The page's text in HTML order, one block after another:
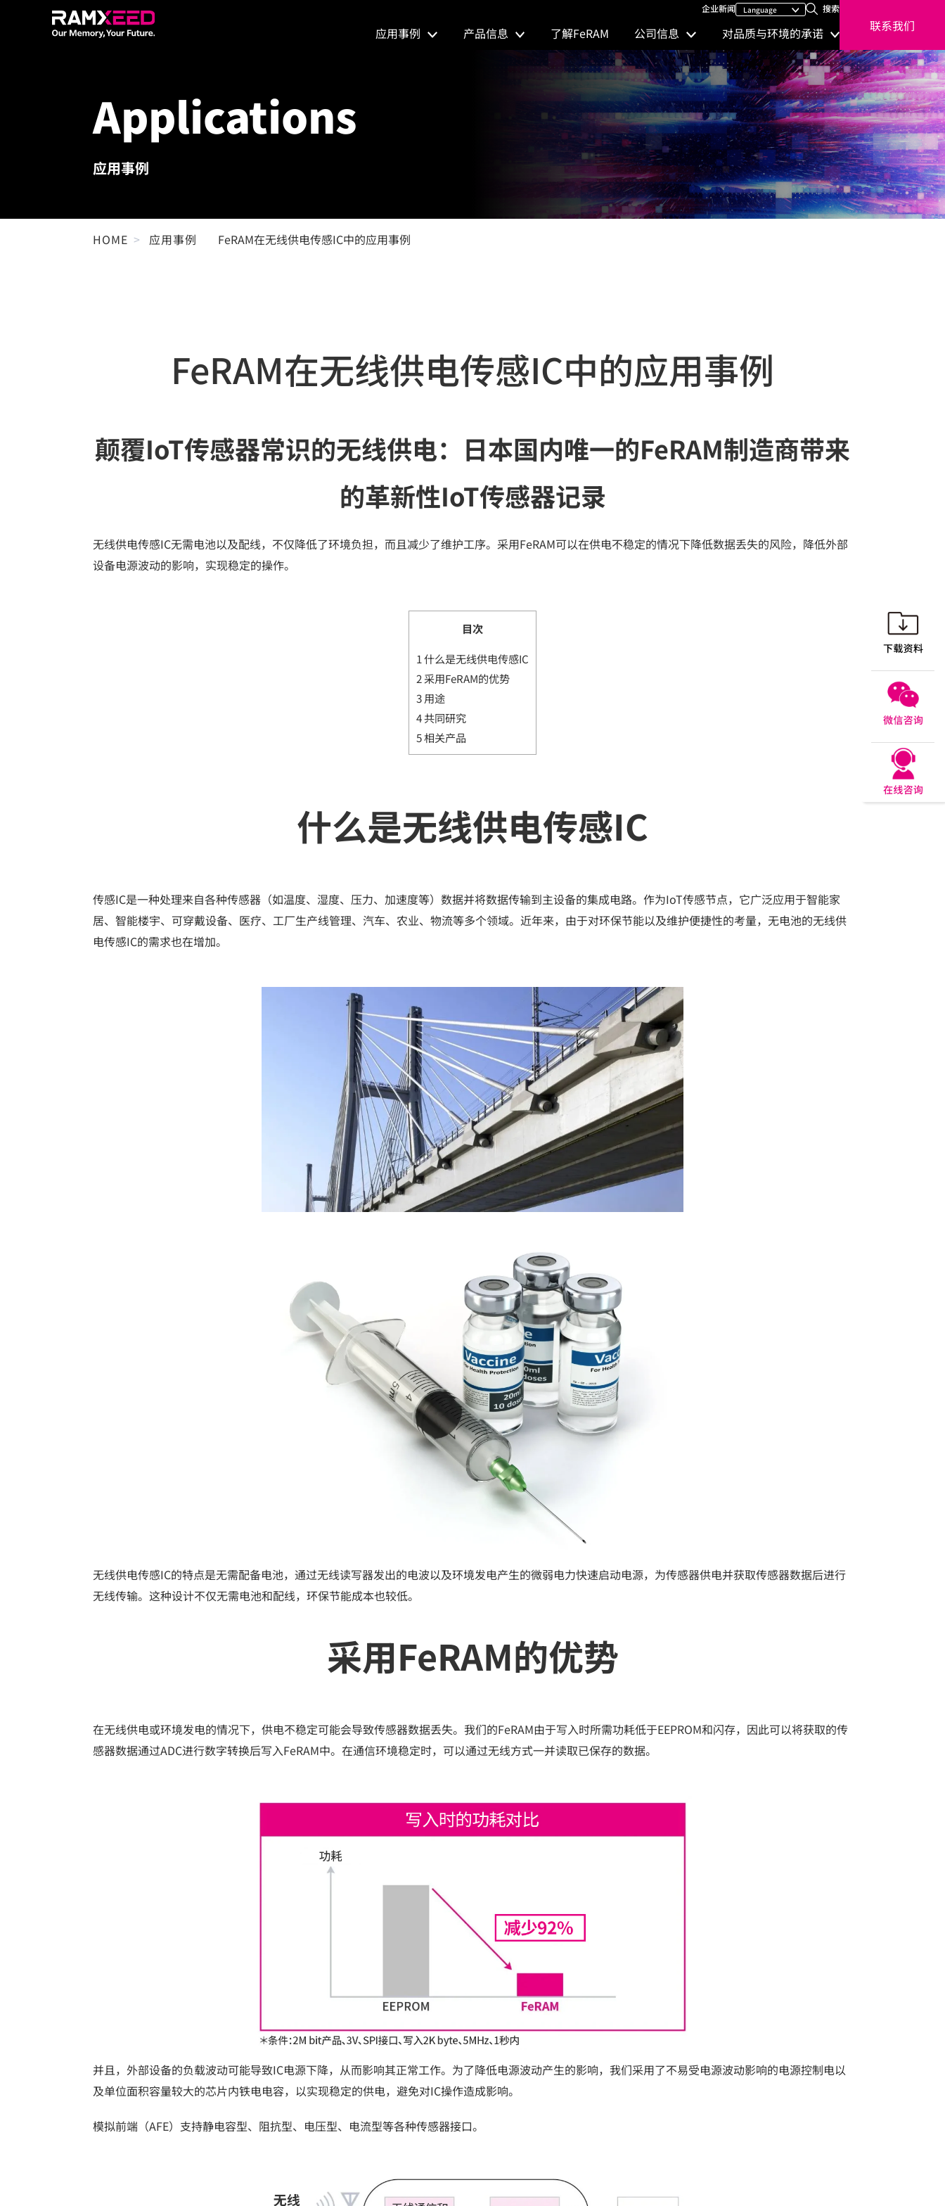
企业新闻 搜索
应用事例 产品信息 了解FeRAM 公司信息 对品质与环境的承诺 联系我们
Applications
应用事例
HOME 应用事例 FeRAM在无线供电传感IC中的应用事例
FeRAM在无线供电传感IC中的应用事例
颠覆IoT传感器常识的无线供电：日本国内唯一的FeRAM制造商带来
的革新性IoT传感器记录
无线供电传感IC无需电池以及配线，不仅降低了环境负担，而且减少了维护工序。采用FeRAM可以在供电不稳定的情况下降低数据丢失的风险，降低外部
设备电源波动的影响，实现稳定的操作。
目次
1什么是无线供电传感IC
2采用FeRAM的优势
3用途
4共同研究
5相关产品
什么是无线供电传感IC
传感IC是一种处理来自各种传感器（如温度、湿度、压力、加速度等）数据并将数据传输到主设备的集成电路。作为IoT传感节点，它广泛应用于智能家
居、智能楼宇、可穿戴设备、医疗、工厂生产线管理、汽车、农业、物流等多个领域。近年来，由于对环保节能以及维护便捷性的考量，无电池的无线供
电传感IC的需求也在增加。
无线供电传感IC的特点是无需配备电池，通过无线读写器发出的电波以及环境发电产生的微弱电力快速启动电源，为传感器供电并获取传感器数据后进行
无线传输。这种设计不仅无需电池和配线，环保节能成本也较低。
采用FeRAM的优势
在无线供电或环境发电的情况下，供电不稳定可能会导致传感器数据丢失。我们的FeRAM由于写入时所需功耗低于EEPROM和闪存，因此可以将获取的传
感器数据通过ADC进行数字转换后写入FeRAM中。在通信环境稳定时，可以通过无线方式一并读取已保存的数据。
并且，外部设备的负载波动可能导致IC电源下降，从而影响其正常工作。为了降低电源波动产生的影响，我们采用了不易受电源波动影响的电源控制电以
及单位面积容量较大的芯片内铁电电容，以实现稳定的供电，避免对IC操作造成影响。
模拟前端（AFE）支持静电容型、阻抗型、电压型、电流型等各种传感器接口。